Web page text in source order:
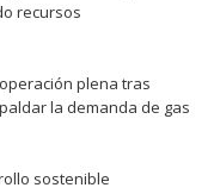
recursos
plena tras
la demanda de gas
sostenible